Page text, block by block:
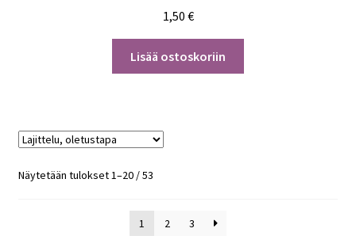
1,50 €
Lisää ostoskoriin
Näytetään tulokset 1–20 / 53
1 2 3